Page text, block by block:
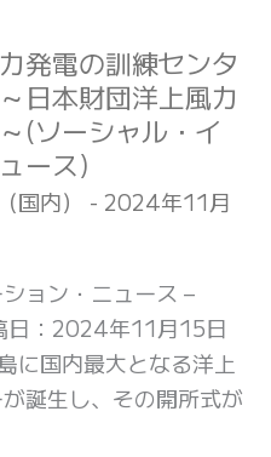
発電の訓練センタ
日本財団洋上風力
(ソーシャル・イ
ース)
国内） - 2024年11月
ョン・ニュース –
：2024年11月15日
国内最大となる洋上
誕生し、その開所式が